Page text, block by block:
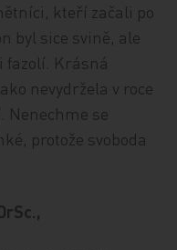
kteří začali po
byl sice svině, ale
fazolí. Krásná
nevydržela v roce
Nenechme se
protože svoboda